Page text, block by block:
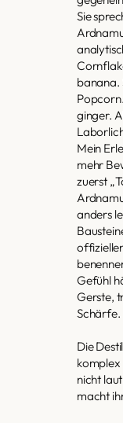
Sie
banana.
ginger.
Mein
mehr
zuerst
anders
Gefühl
Gerste,
Schärfe.
Die
komplex
nicht
macht